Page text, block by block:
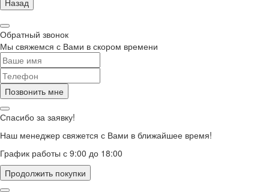
Назад
Обратный звонок
Мы свяжемся с Вами в скором времени
Позвонить мне
Спасибо за заявку!
Наш менеджер свяжется с Вами в ближайшее время!
График работы с 9:00 до 18:00
Продолжить покупки